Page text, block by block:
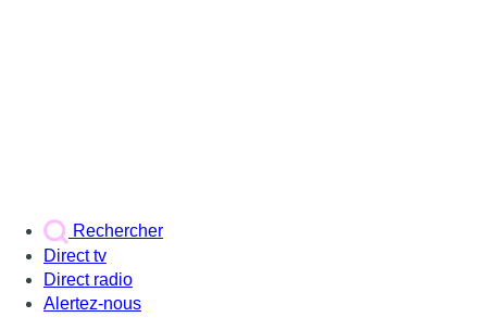
Rechercher
Direct tv
Direct radio
Alertez-nous